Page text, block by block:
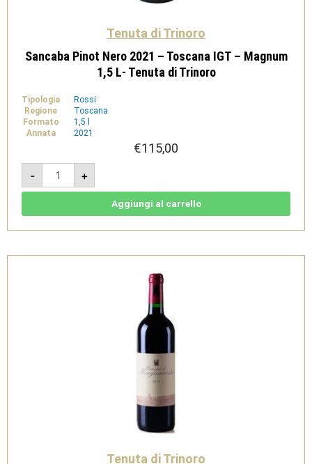
Tenuta di Trinoro
Sancaba Pinot Nero 2021 – Toscana IGT – Magnum
1,5 L- Tenuta di Trinoro
Tipologia
Rossi
Regione
Toscana
Formato
1,5 l
Annata
2021
€115,00
-
Sancaba
Pinot
Nero
2021
-
L-
+
Aggiungi al carrello
Tenuta di Trinoro